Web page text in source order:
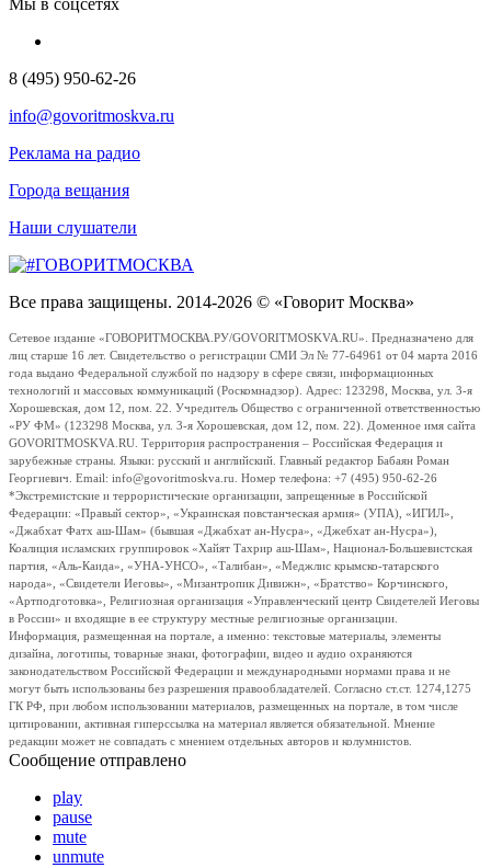
8 (495) 950-62-26
info@govoritmoskva.ru
Реклама на радио
Города вещания
Наши слушатели
Все права защищены. 2014-2026 © «Говорит Москва»
Сетевое издание «ГОВОРИТМОСКВА.РУ/GOVORITMOSKVA.RU». Предназначено для
лиц старше 16 лет. Свидетельство о регистрации СМИ Эл № 77-64961 от 04 марта 2016
года выдано Федеральной службой по надзору в сфере связи, информационных
технологий и массовых коммуникаций (Роскомнадзор). Адрес: 123298, Москва, ул. 3-я
Хорошевская, дом 12, пом. 22. Учредитель Общество с ограниченной ответственностью
«РУ ФМ» (123298 Москва, ул. 3-я Хорошевская, дом 12, пом. 22). Доменное имя сайта
GOVORITMOSKVA.RU. Территория распространения – Российская Федерация и
зарубежные страны. Языки: русский и английский. Главный редактор Бабаян Роман
Георгиевич. Email: info@govoritmoskva.ru. Номер телефона: +7 (495) 950-62-26
*Экстремистские и террористические организации, запрещенные в Российской
Федерации: «Правый сектор», «Украинская повстанческая армия» (УПА), «ИГИЛ»,
«Джабхат Фатх аш-Шам» (бывшая «Джабхат ан-Нусра», «Джебхат ан-Нусра»),
Коалиция исламских группировок «Хайят Тахрир аш-Шам», Национал-Большевистская
партия, «Аль-Каида», «УНА-УНСО», «Талибан», «Меджлис крымско-татарского
народа», «Свидетели Иеговы», «Мизантропик Дивижн», «Братство» Корчинского,
«Артподготовка», Религиозная организация «Управленческий центр Свидетелей Иеговы
в России» и входящие в ее структуру местные религиозные организации.
Информация, размещенная на портале, а именно: текстовые материалы, элементы
дизайна, логотипы, товарные знаки, фотографии, видео и аудио охраняются
законодательством Российской Федерации и международными нормами права и не
могут быть использованы без разрешения правообладателей. Согласно ст.ст. 1274,1275
ГК РФ, при любом использовании материалов, размещенных на портале, в том числе
цитировании, активная гиперссылка на материал является обязательной. Мнение
редакции может не совпадать с мнением отдельных авторов и колумнистов.
Сообщение отправлено
play
pause
mute
unmute